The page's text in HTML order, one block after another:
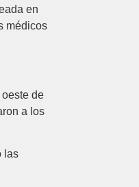
en
médicos
de
a los
las